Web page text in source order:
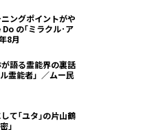
ングポイントがや
の｢ミラクル･ア
8月
語る霊能界の裏話
霊能者」／ムー民
て｢ユタ｣の片山鶴
」